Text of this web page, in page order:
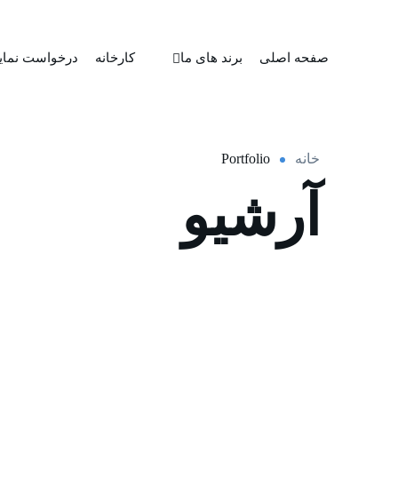
صفحه اصلی برند های ما کارخانه درخواست
خانه Portfolio
آرشیو